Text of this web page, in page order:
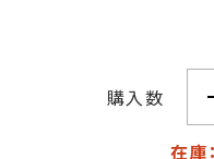
購入数
在庫